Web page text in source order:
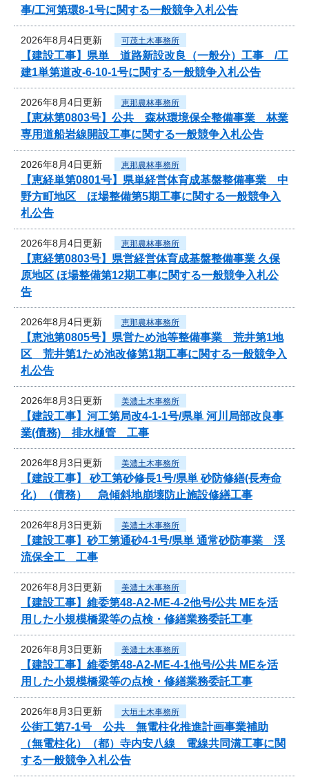
事/工河第環8-1号に関する一般競争入札公告
2026年8月4日更新 可茂土木事務所
【建設工事】県単 道路新設改良（一般分）工事 /工
建1単第道改-6-10-1号に関する一般競争入札公告
2026年8月4日更新 恵那農林事務所
【恵林第0803号】公共 森林環境保全整備事業 林業
専用道船岩線開設工事に関する一般競争入札公告
2026年8月4日更新 恵那農林事務所
【恵経単第0801号】県単経営体育成基盤整備事業 中
野方町地区 ほ場整備第5期工事に関する一般競争入
札公告
2026年8月4日更新 恵那農林事務所
【恵経第0803号】県営経営体育成基盤整備事業 久保
原地区 ほ場整備第12期工事に関する一般競争入札公
告
2026年8月4日更新 恵那農林事務所
【恵池第0805号】県営ため池等整備事業 荒井第1地
区 荒井第1ため池改修第1期工事に関する一般競争入
札公告
2026年8月3日更新 美濃土木事務所
【建設工事】河工第局改4-1-1号/県単 河川局部改良事
業(債務) 排水樋管 工事
2026年8月3日更新 美濃土木事務所
【建設工事】 砂工第砂修長1号/県単 砂防修繕(長寿命
化）（債務） 急傾斜地崩壊防止施設修繕工事
2026年8月3日更新 美濃土木事務所
【建設工事】砂工第通砂4-1号/県単 通常砂防事業 渓
流保全工 工事
2026年8月3日更新 美濃土木事務所
【建設工事】維委第48-A2-ME-4-2他号/公共 MEを活
用した小規模橋梁等の点検・修繕業務委託工事
2026年8月3日更新 美濃土木事務所
【建設工事】維委第48-A2-ME-4-1他号/公共 MEを活
用した小規模橋梁等の点検・修繕業務委託工事
2026年8月3日更新 大垣土木事務所
公街工第7-1号 公共 無電柱化推進計画事業補助
（無電柱化）（都）寺内安八線 電線共同溝工事に関
する一般競争入札公告